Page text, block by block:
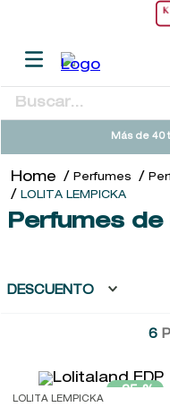
Buscar...
Más de 40
Perfumes
LOLITA LEMPICKA
Perfumes de
DESCUENTO
6
LOLITA LEMPICKA
TÉRMINOS MÁS
2.
sol ipanema
.
flowerbomb
5.
giftset
ysl